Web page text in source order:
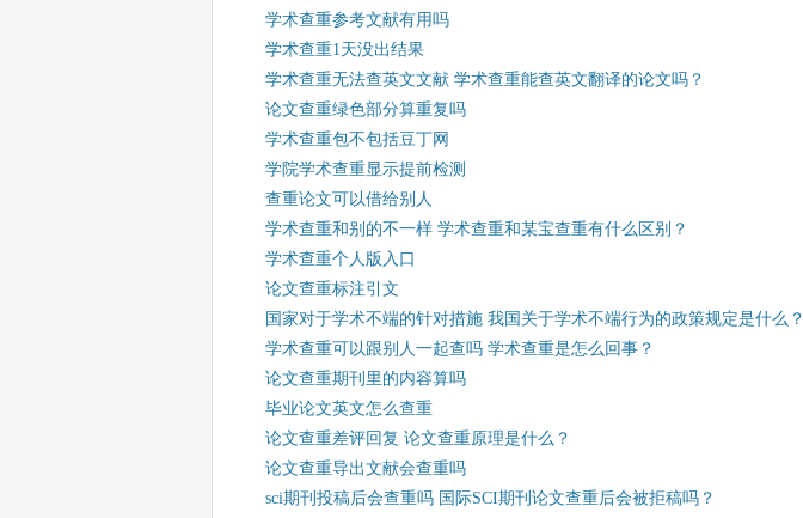
学术查重参考文献有用吗
学术查重1天没出结果
学术查重无法查英文文献 学术查重能查英文翻译的论文吗？
论文查重绿色部分算重复吗
学术查重包不包括豆丁网
学院学术查重显示提前检测
查重论文可以借给别人
学术查重和别的不一样 学术查重和某宝查重有什么区别？
学术查重个人版入口
论文查重标注引文
国家对于学术不端的针对措施 我国关于学术不端行为的政策规定是什么？
学术查重可以跟别人一起查吗 学术查重是怎么回事？
论文查重期刊里的内容算吗
毕业论文英文怎么查重
论文查重差评回复 论文查重原理是什么？
论文查重导出文献会查重吗
sci期刊投稿后会查重吗 国际SCI期刊论文查重后会被拒稿吗？